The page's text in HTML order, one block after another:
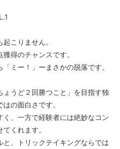
こりません。
得のチャンスです。
ミー！」ーまさかの脱落です。
うど２回勝つこと」を目指す独
の面白さです。
、一方で経験者には絶妙なコン
くれます。
、トリックテイキングならでは